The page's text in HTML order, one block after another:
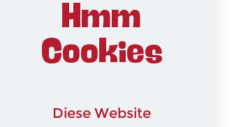
Ausstattung. Die 3
Hmm
Cookies
Diese Website